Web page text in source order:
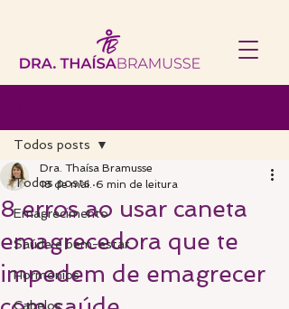
Todos posts
Emagrecimento
Saúde e bem-estar
Hormônios
Cabelos
Todos posts
8 erros ao usar caneta
emagrecedora que te
impedem de emagrecer
Dra. Thaísa Bramusse
18 de mai. 6 min de leitura